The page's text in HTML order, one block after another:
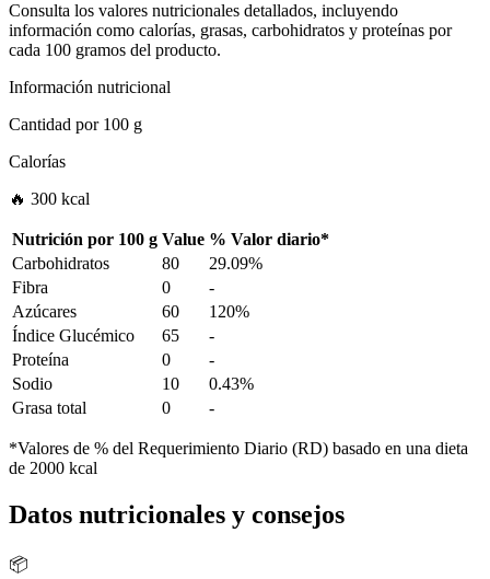
Consulta los valores nutricionales detallados, incluyendo
información como calorías, grasas, carbohidratos y proteínas por
cada 100 gramos del producto.
Información nutricional
Cantidad por100 g
Calorías
🔥 300 kcal
Nutrición por 100 g Value % Valor diario*
Carbohidratos
80
29.09%
Fibra
0
-
Azúcares
60
120%
Índice Glucémico
65
-
Proteína
0
-
Sodio
10
0.43%
Grasa total
0 -
*Valores de % del Requerimiento Diario (RD) basado en una dieta
de 2000 kcal
Datos nutricionales y consejos
📦